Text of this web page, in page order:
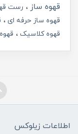
قهوه ساز رست
قهوه ساز حرفه ای
قهوه کلاسیک
اطلاعات زیلوکس